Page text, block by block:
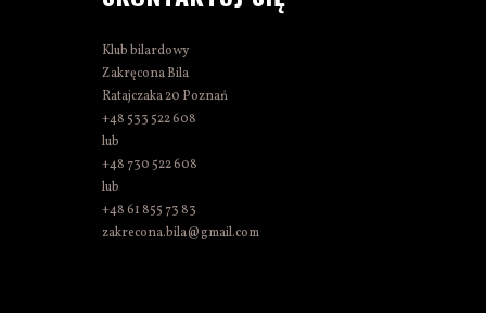
Klub bilardowy
Zakręcona Bila
Ratajczaka 20 Poznań
+48 533 522 608
lub
+48 730 522 608
lub
+48 61 855 73 83
zakrecona.bila@gmail.com